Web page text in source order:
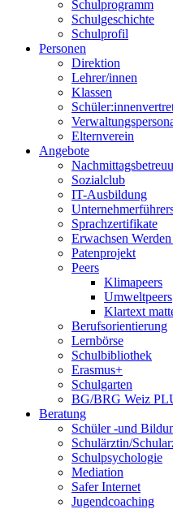
Schulprogramm
Schulgeschichte
Schulprofil
Personen
Direktion
Lehrer/innen
Klassen
Elternverein
Angebote
Sozialclub
IT-Ausbildung
Sprachzertifikate
Erwachsen
Patenprojekt
Peers
Klimapeers
Umweltpeers
Klartext
Berufsorientierung
Lernbörse
Schulbibliothek
Erasmus+
Schulgarten
BG/BRG Weiz
Beratung
Schüler -und
Schulärztin/
Schulpsychologie
Mediation
Safer Internet
Jugendcoaching